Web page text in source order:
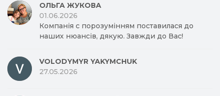
ОЛЬГА ЖУКОВА
01.06.2026
Компанія с порозумінням поставилася до
наших нюансів, дякую. Завжди до Вас!
VOLODYMYR YAKYMCHUK
27.05.2026